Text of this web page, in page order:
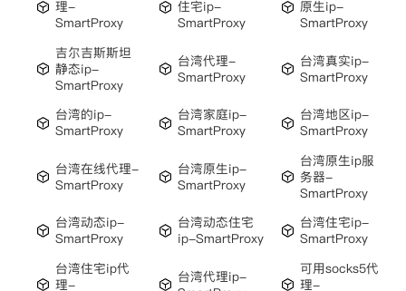
理-
SmartProxy
住宅ip-
SmartProxy
原生ip-
SmartProxy
吉尔吉斯斯坦
静态ip-
SmartProxy
台湾代理-
SmartProxy
台湾真实ip-
SmartProxy
台湾的ip-
SmartProxy
台湾家庭ip-
SmartProxy
台湾地区ip-
SmartProxy
台湾在线代理-
SmartProxy
台湾原生ip-
SmartProxy
台湾原生ip服
务器-
SmartProxy
台湾动态ip-
SmartProxy
台湾动态住宅
ip-SmartProxy
台湾住宅ip-
SmartProxy
台湾住宅ip代
理-
台湾代理ip-
可用socks5代
理-